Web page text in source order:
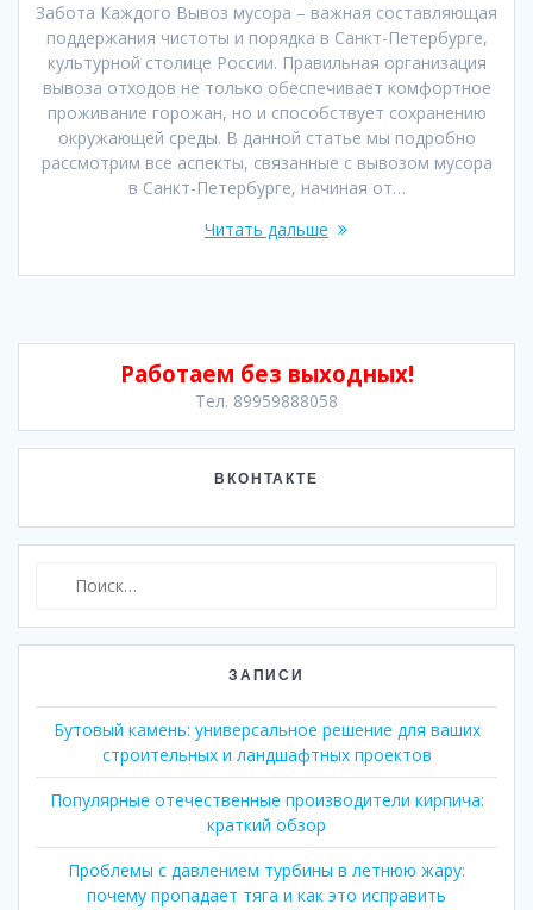
Забота Каждого Вывоз мусора – важная составляющая
поддержания чистоты и порядка в Санкт-Петербурге,
культурной столице России. Правильная организация
вывоза отходов не только обеспечивает комфортное
проживание горожан, но и способствует сохранению
окружающей среды. В данной статье мы подробно
рассмотрим все аспекты, связанные с вывозом мусора
в Санкт-Петербурге, начиная от…
Читать дальше
Работаем без выходных!
Тел. 89959888058
ВКОНТАКТЕ
ЗАПИСИ
Бутовый камень: универсальное решение для ваших
строительных и ландшафтных проектов
Популярные отечественные производители кирпича:
краткий обзор
Проблемы с давлением турбины в летнюю жару:
почему пропадает тяга и как это исправить